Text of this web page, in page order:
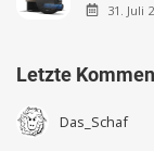
31. Juli
Letzte
Das_Schaf